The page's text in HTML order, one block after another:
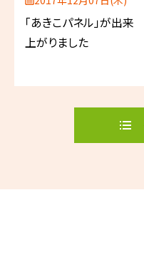
「あきこパネル」が出来
上がりました